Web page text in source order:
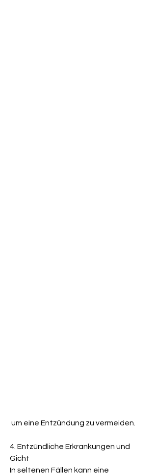
um eine Entzündung zu vermeiden.
4. Entzündliche Erkrankungen und
Gicht
In seltenen Fällen kann eine